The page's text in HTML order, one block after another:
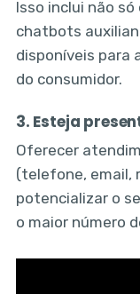
Isso inclui não
chatbots
disponíveis para
do consumidor.
3. Esteja
Oferecer
(telefone, email,
potencializar o
o maior número